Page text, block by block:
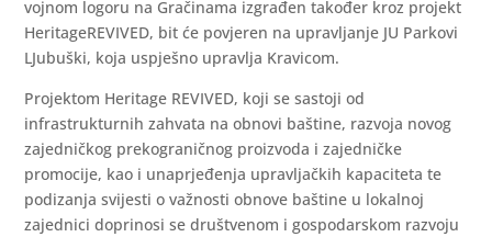
vojnom logoru na Gračinama izgrađen također kroz projekt
HeritageREVIVED, bit će povjeren na upravljanje JU Parkovi
LJubuški, koja uspješno upravlja Kravicom.
Projektom Heritage REVIVED, koji se sastoji od
infrastrukturnih zahvata na obnovi baštine, razvoja novog
zajedničkog prekograničnog proizvoda i zajedničke
promocije, kao i unaprjeđenja upravljačkih kapaciteta te
podizanja svijesti o važnosti obnove baštine u lokalnoj
zajednici doprinosi se društvenom i gospodarskom razvoju